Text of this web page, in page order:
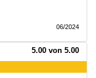
06/2024
5.00 von 5.00